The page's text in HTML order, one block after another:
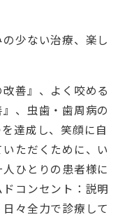
少ない治療、楽し
善』、よく咬める
、虫歯・歯周病の
達成し、笑顔に自
ただくために、い
ひとりの患者様に
コンセント：説明
々全力で診療して